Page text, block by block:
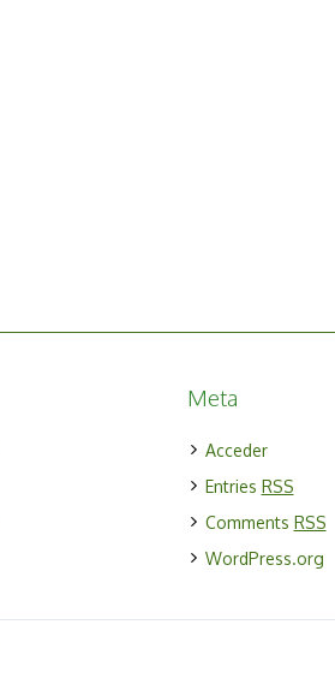
Meta
Acceder
Entries RSS
Comments RSS
WordPress.org